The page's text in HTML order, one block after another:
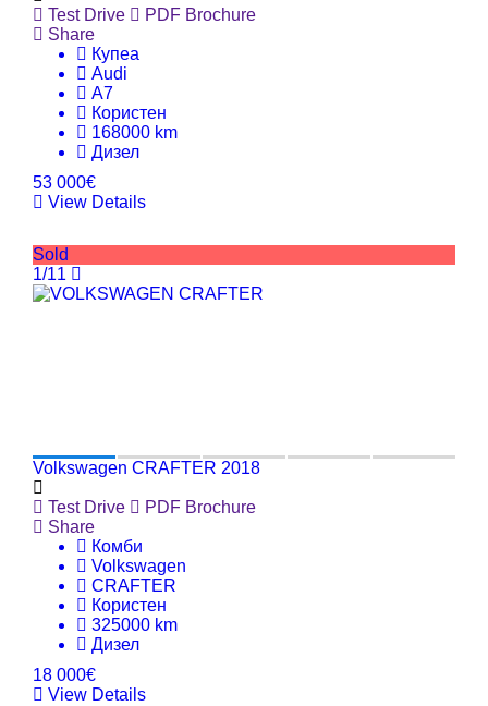
Test Drive
PDF Brochure
Share
Купеа
Audi
A7
Користен
168000 km
Дизел
53 000€
View Details
Sold
1/11
Volkswagen CRAFTER 2018
Test Drive
PDF Brochure
Share
Комби
Volkswagen
CRAFTER
Користен
325000 km
Дизел
18 000€
View Details